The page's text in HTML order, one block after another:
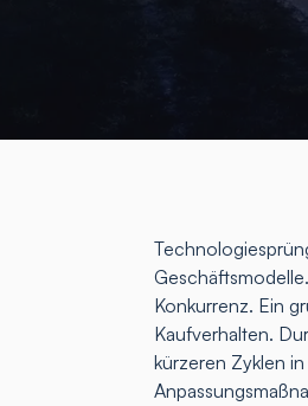
Konkurrenz. Ein
Kaufverhalten.
kürzeren Zyklen